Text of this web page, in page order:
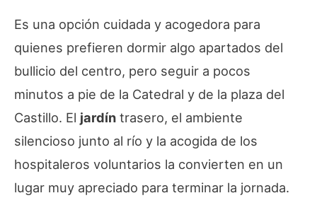
Es una opción cuidada y acogedora para
quienes prefieren dormir algo apartados del
bullicio del centro, pero seguir a pocos
minutos a pie de la Catedral y de la plaza del
Castillo. El jardín trasero, el ambiente
silencioso junto al río y la acogida de los
hospitaleros voluntarios la convierten en un
lugar muy apreciado para terminar la jornada.